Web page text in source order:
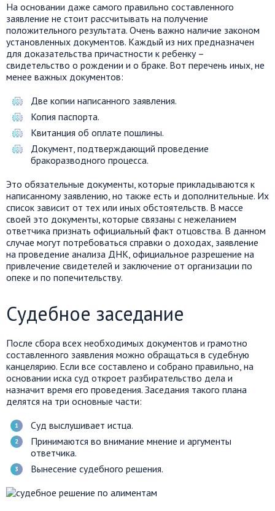
На основании даже самого правильно составленного
заявление не стоит рассчитывать на получение
положительного результата. Очень важно наличие законом
установленных документов. Каждый из них предназначен
для доказательства причастности к ребенку –
свидетельство о рождении и о браке. Вот перечень иных, не
менее важных документов:
Две копии написанного заявления.
Копия паспорта.
Квитанция об оплате пошлины.
Документ, подтверждающий проведение
бракоразводного процесса.
Это обязательные документы, которые прикладываются к
написанному заявлению, но также есть и дополнительные. Их
список зависит от тех или иных обстоятельств. В массе
своей это документы, которые связаны с нежеланием
ответчика признать официальный факт отцовства. В данном
случае могут потребоваться справки о доходах, заявление
на проведение анализа ДНК, официальное разрешение на
привлечение свидетелей и заключение от организации по
опеке и по попечительству.
Судебное заседание
После сбора всех необходимых документов и грамотно
составленного заявления можно обращаться в судебную
канцелярию. Если все составлено и собрано правильно, на
основании иска суд откроет разбирательство дела и
назначит время его проведения. Заседания такого плана
делятся на три основные части:
Суд выслушивает истца.
Принимаются во внимание мнение и аргументы
ответчика.
Вынесение судебного решения.